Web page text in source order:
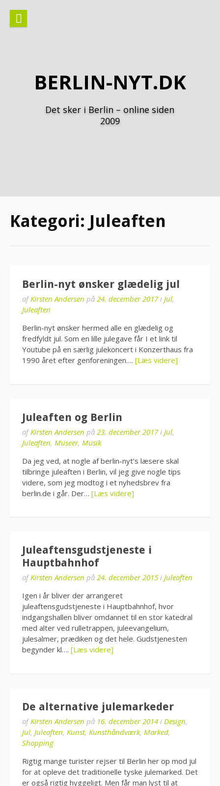
indhold
BERLIN-NYT.DK
Det sker i Berlin – online siden
2009
Kategori: Juleaften
Berlin-nyt ønsker glædelig jul
afKirsten Andersen på 24. december 2017i Jul,
Juleaften
Berlin-nyt ønsker hermed alle en glædelig og
fredfyldt jul. Som en lille julegave får I et link til
Youtube på en særlig julekoncert i Konzerthaus fra
1990 året efter genforeningen…. [Læs videre]
Juleaften og Berlin
afKirsten Andersen på 23. december 2017i Jul,
Juleaften, Museer, Musik
Da jeg ved, at nogle af berlin-nyt’s læsere skal
tilbringe juleaften i Berlin, vil jeg give nogle tips
videre, som jeg modtog i et nyhedsbrev fra
berlin.de i går. Der… [Læs videre]
Juleaftensgudstjeneste i
Hauptbahnhof
afKirsten Andersen på 24. december 2015 i Juleaften
Igen i år bliver der arrangeret
juleaftensgudstjeneste i Hauptbahnhof, hvor
indgangshallen bliver omdannet til en stor katedral
med alter ved rulletrappen, juleevangelium,
julesalmer, prædiken og det hele. Gudstjenesten
begynder kl…. [Læs videre]
De alternative julemarkeder
afKirsten Andersen på 16. december 2014 i Design,
Jul, Juleaften, Kunst, Kunsthåndværk, Marked,
Shopping
Rigtig mange turister rejser til Berlin her op mod jul
for at opleve det traditionelle tyske julemarked. Det
er også rigtig hyggeligt. Men får man lyst til at